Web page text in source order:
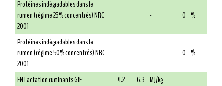
Protéines indégradables dans le
rumen (régime 25% concentrés) NRC
2001
- 0 %
Protéines indégradables dans le
rumen (régime 50% concentrés) NRC
2001
- 0 %
EN Lactation ruminants GfE 4.2 6.3 MJ/kg
-